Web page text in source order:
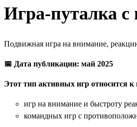
Игра-путалка
Подвижная игра на внимание,
📅 Дата публикации: май 2025
Этот тип активных игр относится к
игр на внимание и быстроту
командных игр с